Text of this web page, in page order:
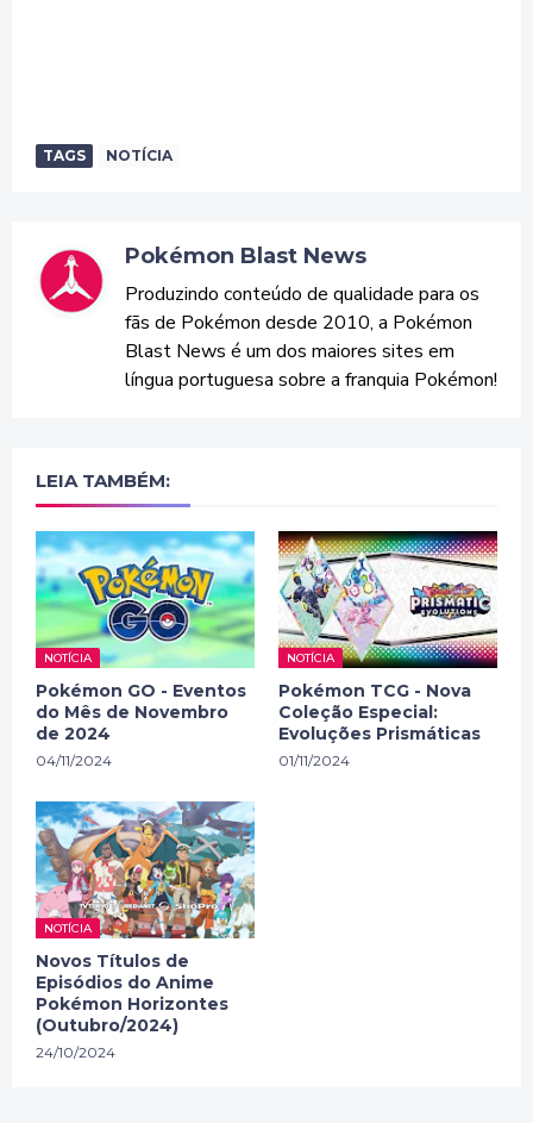
TAGS NOTÍCIA
Pokémon Blast News
Produzindo conteúdo de qualidade para os
fãs de Pokémon desde 2010, a Pokémon
Blast News é um dos maiores sites em
língua portuguesa sobre a franquia Pokémon!
LEIA TAMBÉM:
NOTÍCIA
Pokémon GO - Eventos
do Mês de Novembro
de 2024
04/11/2024
NOTÍCIA
Pokémon TCG - Nova
Coleção Especial:
Evoluções Prismáticas
01/11/2024
NOTÍCIA
Novos Títulos de
Episódios do Anime
Pokémon Horizontes
(Outubro/2024)
24/10/2024